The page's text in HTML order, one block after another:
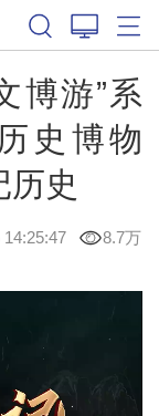
博游”系
史博物
史
14:25:47 8.7万